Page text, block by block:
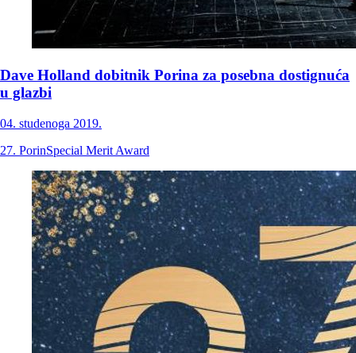
Dave Holland dobitnik Porina za posebna dostignuća
u glazbi
04. studenoga 2019.
27. PorinSpecial Merit Award